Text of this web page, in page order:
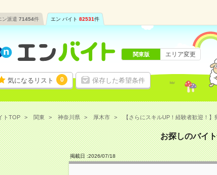
ン派遣 71454件 エン バイト 82531件
気になるリスト 0 保存した希望条件
関東版 エリア変更
トTOP 関東 神奈川県 厚木市 【さらにスキルUP！経験者歓迎！
お探しのバイ
掲載日 :2026/07/18